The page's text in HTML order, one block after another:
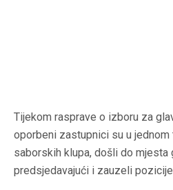
Tijekom rasprave o izboru za
oporbeni zastupnici su u
saborskih klupa, došli do mjesta
predsjedavajući i zauzeli